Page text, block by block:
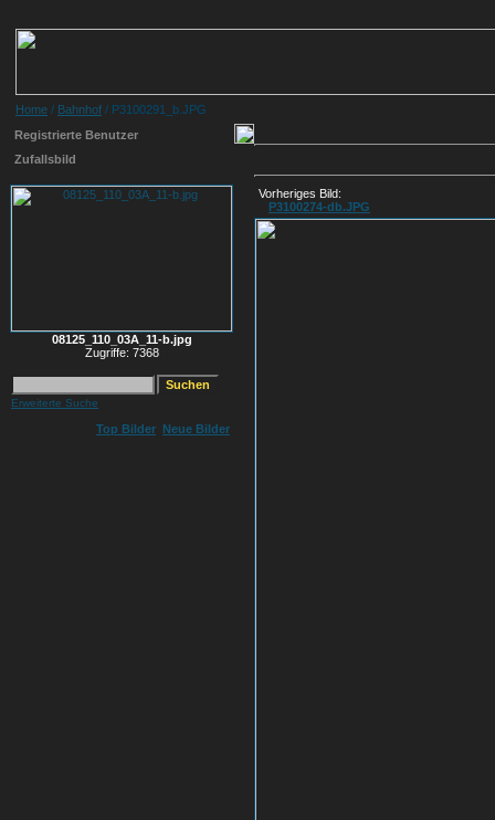
Home / Bahnhof / P3100291_b.JPG
Registrierte Benutzer
Zufallsbild
08125_110_03A_11-b.jpg
Zugriffe: 7368
Erweiterte Suche
Top Bilder Neue Bilder
Vorheriges Bild:
P3100274-db.JPG